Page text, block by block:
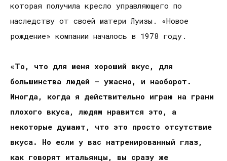
которая получила кресло управляющего по
наследству от своей матери Луизы. «Новое
рождение» компании началось в 1978 году.
«То, что для меня хороший вкус, для
большинства людей – ужасно, и наоборот.
Иногда, когда я действительно играю на грани
плохого вкуса, людям нравится это, а
некоторые думают, что это просто отсутствие
вкуса. Но если у вас натренированный глаз,
как говорят итальянцы, вы сразу же